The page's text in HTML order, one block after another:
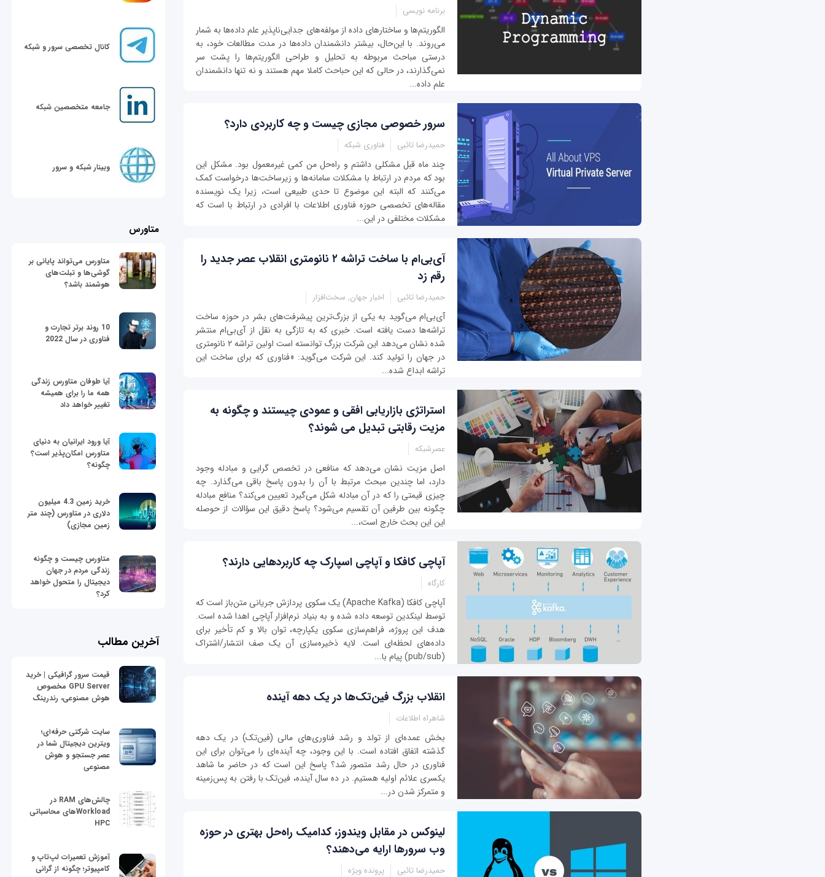
برنامه نویسی
الگوریتم‌ها و ساختارهای داده از مولفه‌های جدایی‌ناپذیر علم داده‌ها به شمار
می‌روند. با این‌حال، بیشتر دانشمندان داده‌ها در مدت مطالعات خود، به
درستی مباحث مربوطه به تحلیل و طراحی الگوریتم‌ها را پشت سر
نمی‌گذارند، در حالی که این حباحث کاملا مهم هستند و نه تنها دانشمندان
علم داده‌...
سرور خصوصی مجازی چیست و چه کاربردی دارد؟
حمیدرضا تائبی فناوری شبکه
چند ماه قبل مشکلی داشتم و راه‌حل من کمی غیرمعمول بود. مشكل این
بود كه مردم در ارتباط با مشکلات سامانه‌ها و زیرساخت‌ها درخواست کمک
می‌کنند که البته این موضوع تا حدی طبیعی است، زیرا یک نویسنده
مقاله‌های تخصصی حوزه فناوری اطلاعات با افرادی در ارتباط با است که
مشکلات مختلفی در این...
آی‌بی‌ام با ساخت تراشه‌ ۲ نانومتری انقلاب عصر جدید را
رقم زد
حمیدرضا تائبی اخبار جهان, سخت‌افزار
آی‌بی‌ام می‌گوید به یکی از بزرگ‌ترین پیشرفت‌های بشر در حوزه ساخت
تراشه‌ها دست یافته است. خبری که به تازگی به نقل از آی‌بی‌ام منتشر
شده نشان می‌دهد این شرکت بزرگ توانسته است اولین تراشه ۲ نانومتری
در جهان را تولید کند. این شرکت می‌گوید: «فناوری که برای ساخت این
تراشه ابداع شده...
استراتژی بازاریابی افقی و عمودی چیستند و چگونه به
مزیت رقابتی تبدیل می شوند؟
عصرشبکه
اصل مزیت نشان می‌دهد که منافعی در تخصص گرایی و مبادله وجود
دارد، اما چندین مبحث مرتبط با آن را بدون پاسخ باقی می‌گذارد. چه
چیزی قیمتی را که در آن مبادله شکل می‌گیرد تعیین می‌کند؟ منافع مبادله
چگونه بین طرفین آن تقسیم می‌شود؟ پاسخ دقیق این سؤالات از حوصله
این این بحث خارج است،...
آپاچی کافکا و آپاچی اسپارک چه کاربردهایی دارند؟
کارگاه
آپاچی کافکا (Apache Kafka) یک سکوی پردازش جریانی متن‌باز است که
توسط لینکدین توسعه داده شده و به بنیاد نرم‌افزار آپاچی اهدا شده‌ است.
هدف این پروژه، فراهم‌سازی سکوی یکپارچه، توان بالا و کم تأخیر برای
داده‌های لحظه‌ای است. لایه ذخیره‌سازی آن یک صف انتشار/اشتراک
(pub/sub) پیام با...
انقلاب بزرگ فین‌تک‌ها در یک دهه آینده
شاهراه اطلاعات
بخش عمده‌ای از تولد و رشد فناوری‌های مالی (فین‌تک) در یک دهه
گذشته اتفاق افتاده است. با این وجود، چه آینده‌ای را می‌توان برای این
فناوری در حال رشد متصور شد؟ پاسخ این است که در حاضر ما شاهد
یکسری علائم اولیه هستیم. در ده سال آینده، فین‌تک با رفتن به پس‌‌زمینه
و متمرکز شدن در...
لینوکس در مقابل ویندوز، کدامیک راه‌حل بهتری در حوزه
وب سرورها ارایه می‌دهند؟
حمیدرضا تائبی پرونده ویژه
کانال تخصصی سرور و شبکه
جامعه متخصصین شبکه
وبینار شبکه و سرور
متاورس
متاورس می‌تواند پایانی بر
گوشی‌ها و تبلت‌های
هوشمند باشد؟
10 روند برتر تجارت و
فناوری در سال 2022
آیا طوفان متاورس زندگی
همه ما را برای همیشه
تغییر خواهد داد
آیا ورود ایرانیان به دنیای
متاورس امکان‌پذیر است؟
چگونه؟
خرید زمین 4.3 میلیون
دلاری در متاورس (چند متر
زمین مجازی)
متاورس چیست و چگونه
زندگی مردم در جهان
دیجیتال را متحول خواهد
کرد؟
آخرین مطالب
قیمت سرور گرافیکی | خرید
GPU Server مخصوص
هوش مصنوعی، رندرینگ
سایت شرکتی حرفه‌ای؛
ویترین دیجیتال شما در
عصر جستجو و هوش
مصنوعی
چالش‌های RAM در
Workloadهای محاسباتی
HPC
آموزش تعمیرات لپ‌تاپ و
کامپیوتر؛ چگونه از گرانی